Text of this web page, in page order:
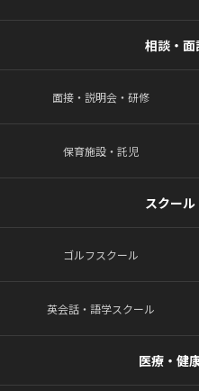
相談・面
面接・説明会・研修
保育施設・託児
スクー
ゴルフスクール
英会話・語学スクール
医療・健